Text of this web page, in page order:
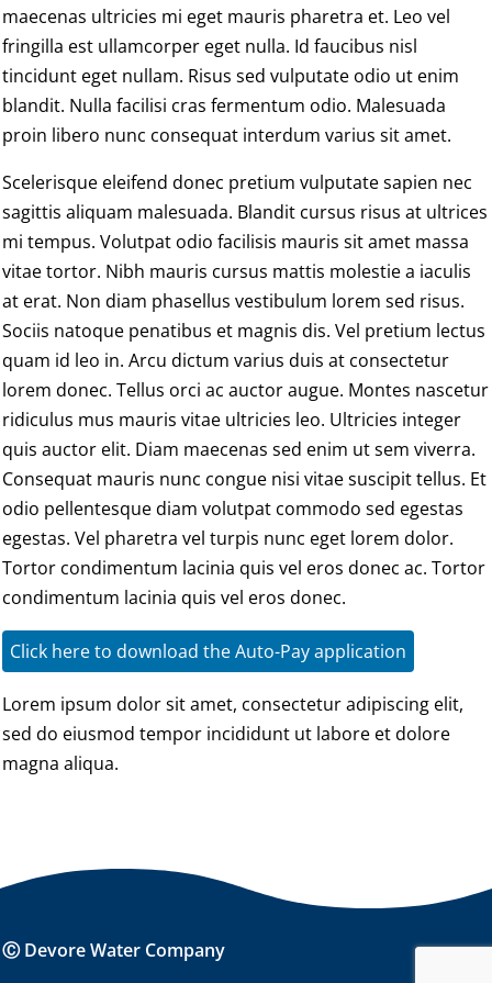
maecenas ultricies mi eget mauris pharetra et. Leo vel
fringilla est ullamcorper eget nulla. Id faucibus nisl
tincidunt eget nullam. Risus sed vulputate odio ut enim
blandit. Nulla facilisi cras fermentum odio. Malesuada
proin libero nunc consequat interdum varius sit amet.
Scelerisque eleifend donec pretium vulputate sapien nec
sagittis aliquam malesuada. Blandit cursus risus at ultrices
mi tempus. Volutpat odio facilisis mauris sit amet massa
vitae tortor. Nibh mauris cursus mattis molestie a iaculis
at erat. Non diam phasellus vestibulum lorem sed risus.
Sociis natoque penatibus et magnis dis. Vel pretium lectus
quam id leo in. Arcu dictum varius duis at consectetur
lorem donec. Tellus orci ac auctor augue. Montes nascetur
ridiculus mus mauris vitae ultricies leo. Ultricies integer
quis auctor elit. Diam maecenas sed enim ut sem viverra.
Consequat mauris nunc congue nisi vitae suscipit tellus. Et
odio pellentesque diam volutpat commodo sed egestas
egestas. Vel pharetra vel turpis nunc eget lorem dolor.
Tortor condimentum lacinia quis vel eros donec ac. Tortor
condimentum lacinia quis vel eros donec.
Click here to download the Auto-Pay application
Lorem ipsum dolor sit amet, consectetur adipiscing elit,
sed do eiusmod tempor incididunt ut labore et dolore
magna aliqua.
Ⓒ Devore Water Company